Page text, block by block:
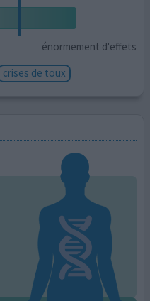
énormement d'effets
crises de toux